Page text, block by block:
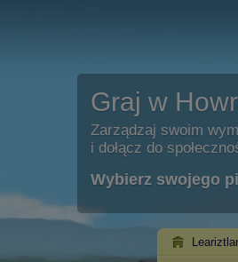
Graj w
Zarządzaj swoim
i dołącz do
Wybierz swojego